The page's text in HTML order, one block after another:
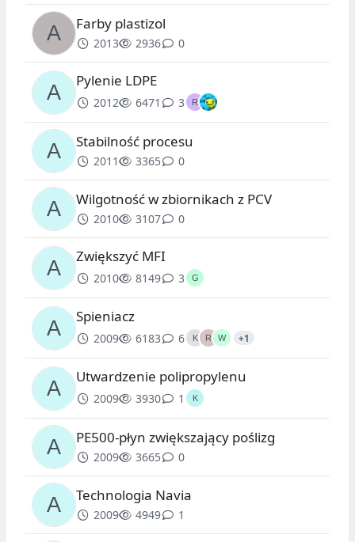
Farby plastizol
2013 2936 0
Pylenie LDPE
2012 6471 3
Stabilność procesu
2011 3365 0
Wilgotność w zbiornikach z PCV
2010 3107 0
Zwiększyć MFI
2010 8149 3
Spieniacz
2009 6183 6 +1
Utwardzenie polipropylenu
2009 3930 1
PE500-płyn zwiększający poślizg
2009 3665 0
Technologia Navia
2009 4949 1